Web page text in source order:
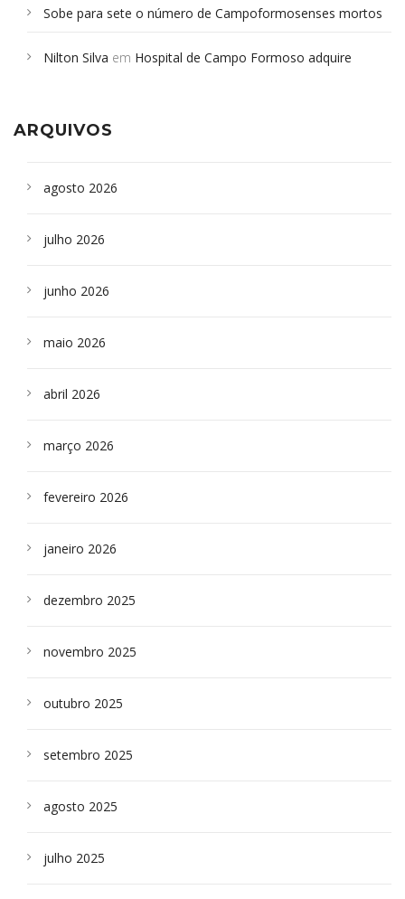
Sobe para sete o número de Campoformosenses mortos
Campoformosenses que morreram em desabamentos são
Nilton Silva em Hospital de Campo Formoso adquire
ARQUIVOS
agosto 2026
julho 2026
junho 2026
maio 2026
abril 2026
março 2026
fevereiro 2026
janeiro 2026
dezembro 2025
novembro 2025
outubro 2025
setembro 2025
agosto 2025
julho 2025